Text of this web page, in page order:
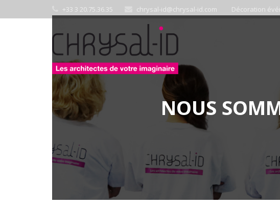
+33 3 20.75.36.35 chrysal-id@chrysal-id.com Décoration
NOUS